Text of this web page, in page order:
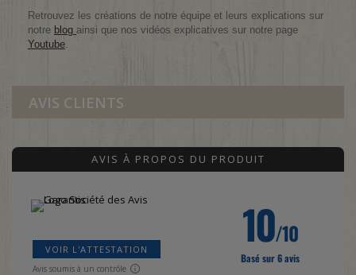
Retrouvez les créations de notre équipe et leurs explications sur
notre blog ainsi que nos vidéos explicatives sur notre page
Youtube.
AVIS CLIENTS
AVIS À PROPOS DU PRODUIT
VOIR L'ATTESTATION
Avis soumis à un contrôle
10/10
Basé sur 6 avis